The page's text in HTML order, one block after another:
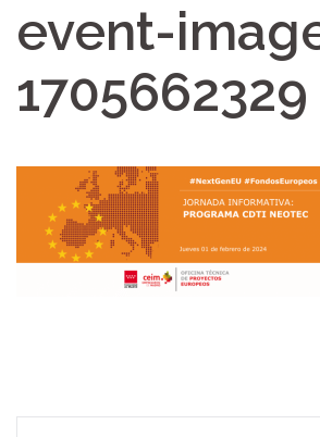
event-
1705662329